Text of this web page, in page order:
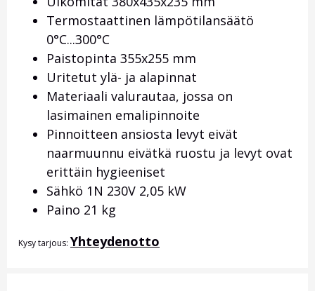
Termostaattinen lämpötilansäätö
0°C...300°C
Paistopinta 355x255 mm
Uritetut ylä- ja alapinnat
Materiaali valurautaa, jossa on
lasimainen emalipinnoite
Pinnoitteen ansiosta levyt eivät
naarmuunnu eivätkä ruostu ja levyt ovat
erittäin hygieeniset
Sähkö 1N 230V 2,05 kW
Paino 21 kg
Kysy tarjous: Yhteydenotto